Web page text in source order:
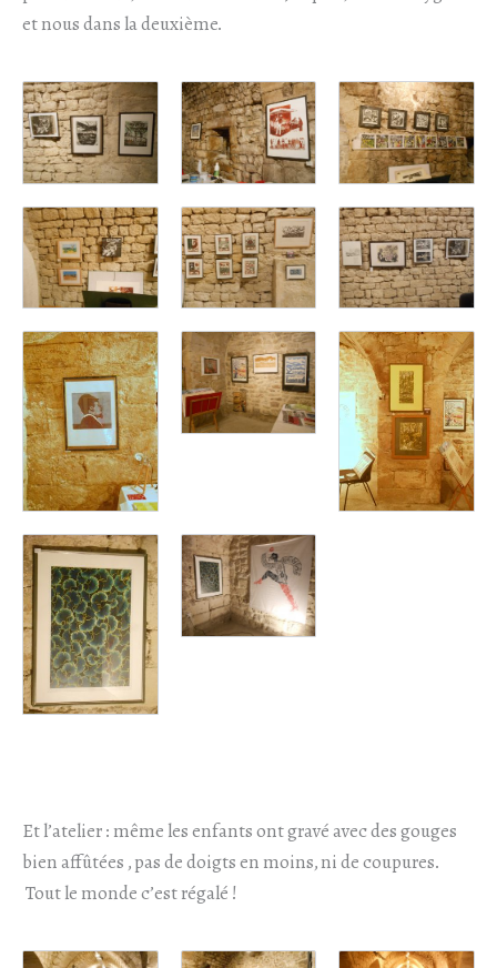
et nous dans la deuxième.
Et l’atelier : même les enfants ont gravé avec des gouges
bien affûtées , pas de doigts en moins, ni de coupures.
Tout le monde c’est régalé !